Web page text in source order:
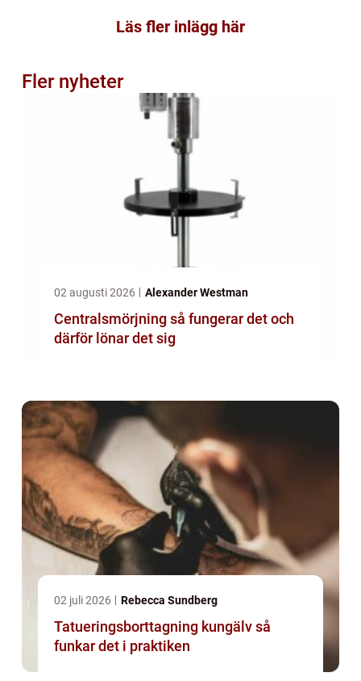
Läs fler inlägg här
Fler nyheter
02 augusti 2026 Alexander Westman
Centralsmörjning så fungerar det och
därför lönar det sig
02 juli 2026 Rebecca Sundberg
Tatueringsborttagning kungälv så
funkar det i praktiken